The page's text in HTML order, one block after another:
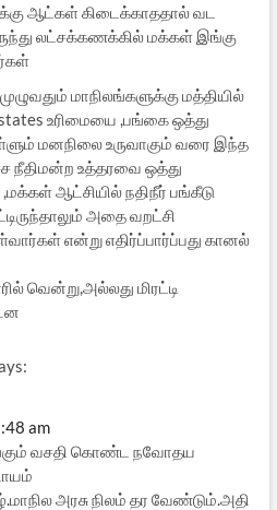
ஆட்கள் கிடைக்காததால் வட
லட்சக்கணக்கில் மக்கள் இங்கு
மாநிலங்களுக்கு மத்தியில்
உரிமையை ,பங்கை ஒத்து
மனநிலை உருவாகும் வரை இந்த
நீதிமன்ற உத்தரவை ஒத்து
ஆட்சியில் நதிநீர் பங்கீடு
அதை வறட்சி
என்று எதிர்ப்பார்ப்பது கானல்
வென்று,அல்லது மிரட்டி
am
வசதி கொண்ட நவோதய
அரசு நிலம் தர வேண்டும்.அதி